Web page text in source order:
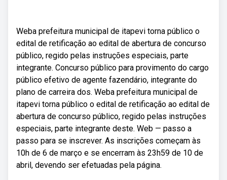
Weba prefeitura municipal de itapevi torna público o
edital de retificação ao edital de abertura de concurso
público, regido pelas instruções especiais, parte
integrante. Concurso público para provimento do cargo
público efetivo de agente fazendário, integrante do
plano de carreira dos. Weba prefeitura municipal de
itapevi torna público o edital de retificação ao edital de
abertura de concurso público, regido pelas instruções
especiais, parte integrante deste. Web — passo a
passo para se inscrever. As inscrições começam às
10h de 6 de março e se encerram às 23h59 de 10 de
abril, devendo ser efetuadas pela página.